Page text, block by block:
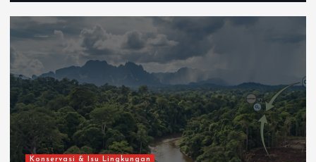
Konservasi & Isu Lingkungan